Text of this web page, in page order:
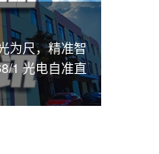
为尺，精准智
1 光电自准直